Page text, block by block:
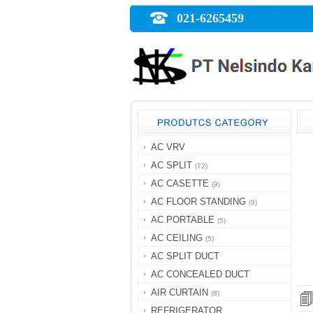
021-6265459
AC VRV
AC SPLIT (72)
AC CASETTE (9)
AC FLOOR STANDING (9)
AC PORTABLE (5)
AC CEILING (5)
AC SPLIT DUCT
AC CONCEALED DUCT
AIR CURTAIN (8)
REFRIGERATOR